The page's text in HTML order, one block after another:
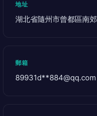
地址
湖北省隨州市曾都區南郊
郵箱
89931d**884@qq.com